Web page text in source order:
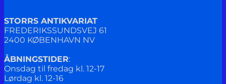
STORRS ANTIKVARIAT
FREDERIKSSUNDSVEJ 61
2400 KØBENHAVN NV
ÅBNINGSTIDER:
Onsdag til fredag kl. 12-17
Lørdag kl. 12-16